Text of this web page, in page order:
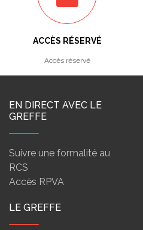
ACCÈS RÉSERVÉ
Accès réservé
EN DIRECT AVEC LE
GREFFE
Suivre une formalité au
RCS
Accès RPVA
LE GREFFE